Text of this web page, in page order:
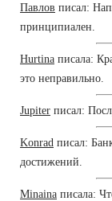
Павлов писал:
принципиален.
Hurtina писала:
это неправильно.
Jupiter писал:
Konrad писал:
достижений.
Minaina писала: